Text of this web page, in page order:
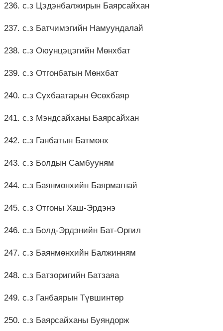
236. с.з Цэдэнбалжирын Баярсайхан
237. с.з Батчимэгийн Намуундалай
238. с.з Оюунцэцэгийн Мөнхбат
239. с.з Отгонбатын Мөнхбат
240. с.з Сүхбаатарын Өсөхбаяр
241. с.з Мэндсайханы Баярсайхан
242. с.з Ганбатын Батмөнх
243. с.з Болдын Самбууням
244. с.з Баянмөнхийн Баярмагнай
245. с.з Отгоны Хаш-Эрдэнэ
246. с.з Болд-Эрдэнийн Бат-Оргил
247. с.з Баянмөнхийн Балжинням
248. с.з Батзоригийн Батзаяа
249. с.з Ганбаярын Түвшинтөр
250. с.з Баярсайханы Буяндорж